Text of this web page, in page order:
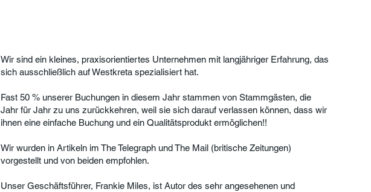
Wir sind ein kleines, praxisorientiertes Unternehmen mit langjähriger Erfahrung, das
sich ausschließlich auf Westkreta spezialisiert hat.
Fast 50 % unserer Buchungen in diesem Jahr stammen von Stammgästen, die
Jahr für Jahr zu uns zurückkehren, weil sie sich darauf verlassen können, dass wir
ihnen eine einfache Buchung und ein Qualitätsprodukt ermöglichen!!
Wir wurden in Artikeln im The Telegraph und The Mail (britische Zeitungen)
vorgestellt und von beiden empfohlen.
Unser Geschäftsführer, Frankie Miles, ist Autor des sehr angesehenen und